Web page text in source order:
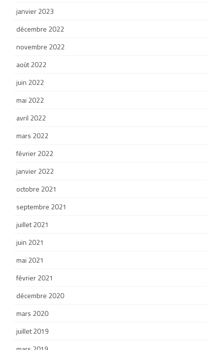
janvier 2023
décembre 2022
novembre 2022
août 2022
juin 2022
mai 2022
avril 2022
mars 2022
février 2022
janvier 2022
octobre 2021
septembre 2021
juillet 2021
juin 2021
mai 2021
février 2021
décembre 2020
mars 2020
juillet 2019